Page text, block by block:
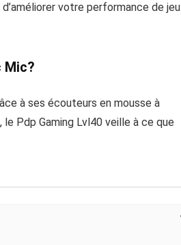
votre performance de jeu
Mic?
à ses écouteurs en mousse à
Pdp Gaming Lvl40 veille à ce que